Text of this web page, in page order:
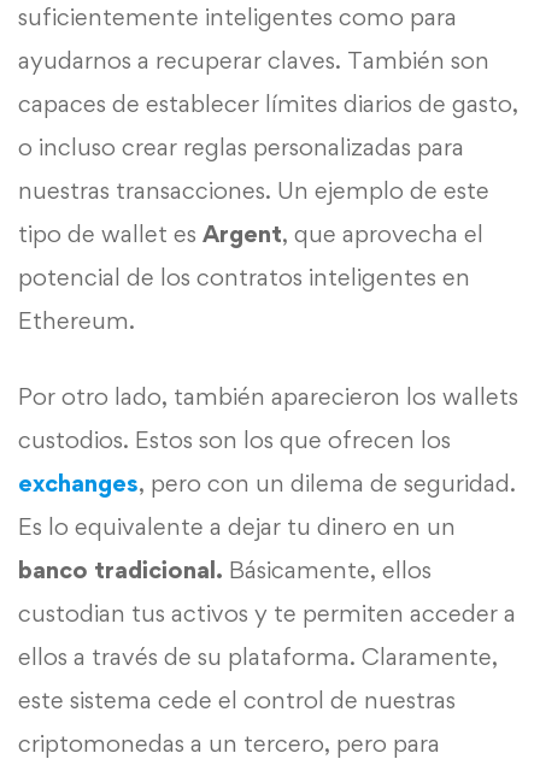
suficientemente inteligentes como para
ayudarnos a recuperar claves. También son
capaces de establecer límites diarios de gasto,
o incluso crear reglas personalizadas para
nuestras transacciones. Un ejemplo de este
tipo de wallet es Argent, que aprovecha el
potencial de los contratos inteligentes en
Ethereum.
Por otro lado, también aparecieron los wallets
custodios. Estos son los que ofrecen los
exchanges, pero con un dilema de seguridad.
Es lo equivalente a dejar tu dinero en un
banco tradicional. Básicamente, ellos
custodian tus activos y te permiten acceder a
ellos a través de su plataforma. Claramente,
este sistema cede el control de nuestras
criptomonedas a un tercero, pero para